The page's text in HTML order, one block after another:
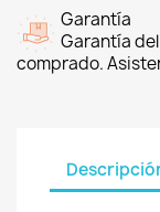
Garantía
Garantía
comprado.